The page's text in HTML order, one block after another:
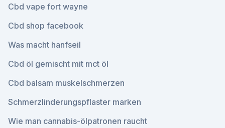
Cbd vape fort wayne
Cbd shop facebook
Was macht hanfseil
Cbd öl gemischt mit mct öl
Cbd balsam muskelschmerzen
Schmerzlinderungspflaster marken
Wie man cannabis-ölpatronen raucht